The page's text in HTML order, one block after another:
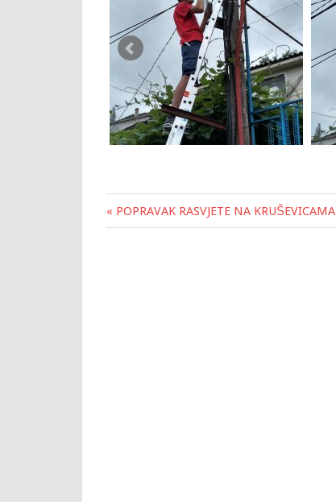
Post
« POPRAVAK RASVJETE NA KRUŠEVICAMA